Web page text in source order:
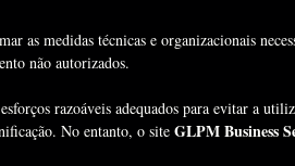
as medidas técnicas e organizacionais
não autorizados.
razoáveis adequados para evitar a
No entanto, o site GLPM Business